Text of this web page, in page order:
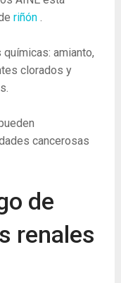
riñón.
amianto,
clorados y
cancerosas
de
renales